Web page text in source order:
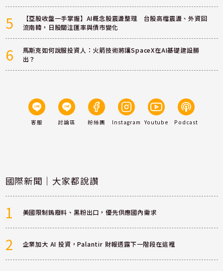
5
【亞股收盤一手掌握】AI概念股震盪整理 台股高檔震盪、外資回
流南韓，日股關注匯率與債市變化
6
馬斯克如何說服投資人：火箭技術將讓SpaceX在AI基礎建設勝
出？
客服 討論區 粉絲團 Instagram Youtube Podcast
國際新聞｜大家都說讚
1 美國限制鎢廢料、黑粉出口，優先供應國內需求
2 企業加大 AI 投資，Palantir 財報透露下一階段在這裡